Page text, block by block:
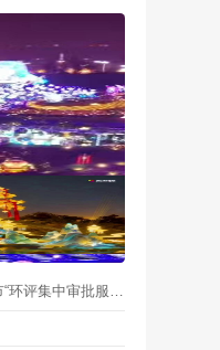
靶向施策破堵点 精准服务解企忧 包头市“环评集中审批服务月”启动